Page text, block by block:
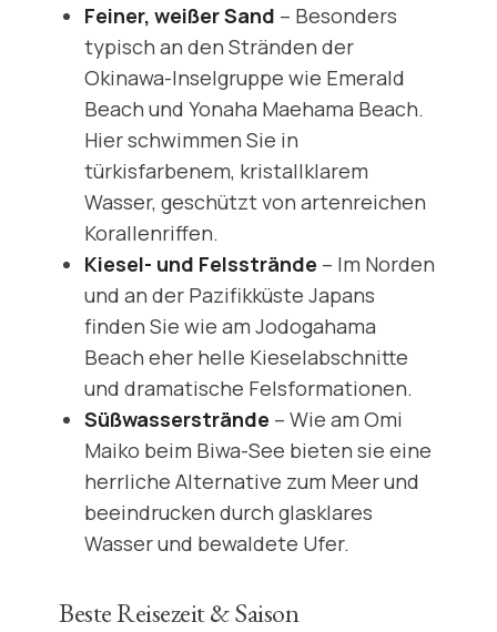
Feiner, weißer Sand – Besonders
typisch an den Stränden der
Okinawa-Inselgruppe wie Emerald
Beach und Yonaha Maehama Beach.
Hier schwimmen Sie in
türkisfarbenem, kristallklarem
Wasser, geschützt von artenreichen
Korallenriffen.
Kiesel- und Felsstrände – Im Norden
und an der Pazifikküste Japans
finden Sie wie am Jodogahama
Beach eher helle Kieselabschnitte
und dramatische Felsformationen.
Süßwasserstrände – Wie am Omi
Maiko beim Biwa-See bieten sie eine
herrliche Alternative zum Meer und
beeindrucken durch glasklares
Wasser und bewaldete Ufer.
Beste Reisezeit & Saison